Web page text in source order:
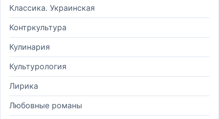
Классика. Украинская
Контркультура
Кулинария
Культурология
Лирика
Любовные романы